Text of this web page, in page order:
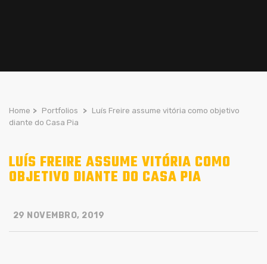
Home > Portfolios > Luís Freire assume vitória como objetivo
diante do Casa Pia
LUÍS FREIRE ASSUME VITÓRIA COMO
OBJETIVO DIANTE DO CASA PIA
29 NOVEMBRO, 2019